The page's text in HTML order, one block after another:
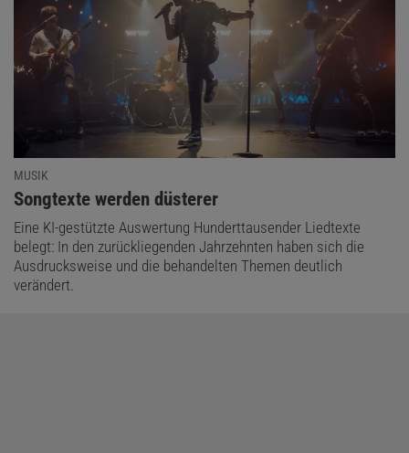
MUSIK
:
Songtexte werden düsterer
Eine KI-gestützte Auswertung Hunderttausender Liedtexte
belegt: In den zurückliegenden Jahrzehnten haben sich die
Ausdrucksweise und die behandelten Themen deutlich
verändert.